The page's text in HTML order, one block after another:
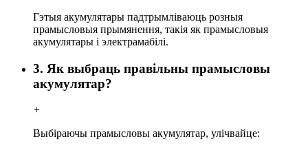
Гэтыя акумулятары падтрымліваюць розныя
прамысловыя прымянення, такія як прамысловыя
акумулятары і электрамабілі.
3. Як выбраць правільны прамысловы
акумулятар?
+
Выбіраючы прамысловы акумулятар, улічвайце: